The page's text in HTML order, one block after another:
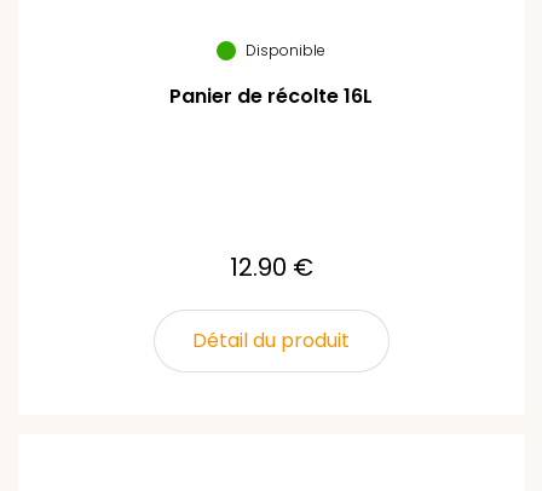
Disponible
Panier de récolte 16L
12.90 €
Détail du produit